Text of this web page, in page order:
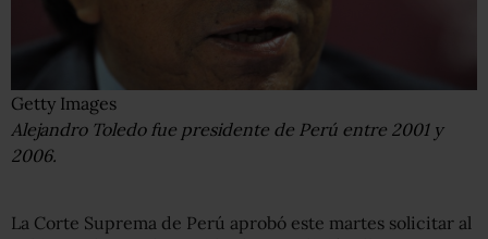
Getty Images
Alejandro Toledo fue presidente de Perú entre 2001 y
2006.
La Corte Suprema de Perú aprobó este martes solicitar al